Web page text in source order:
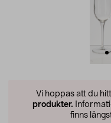
Vi hoppas att du
produkter.
finns